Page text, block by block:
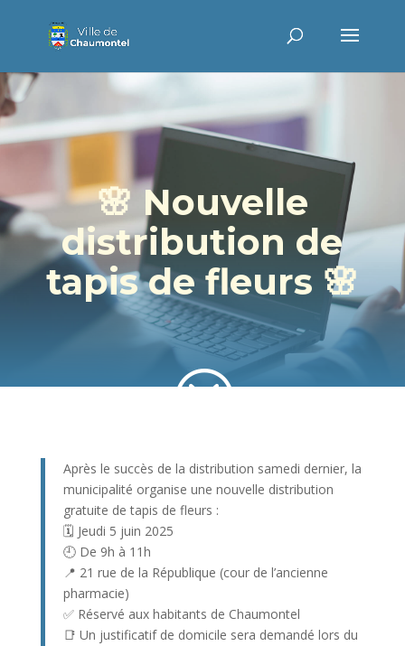
🌸 Nouvelle
distribution de
tapis de fleurs 🌸
?
Après le succès de la distribution samedi dernier, la
municipalité organise une nouvelle distribution
gratuite de tapis de fleurs :
🗓 Jeudi 5 juin 2025
🕘 De 9h à 11h
📍 21 rue de la République (cour de l’ancienne
pharmacie)
✅ Réservé aux habitants de Chaumontel
📑 Un justificatif de domicile sera demandé lors du